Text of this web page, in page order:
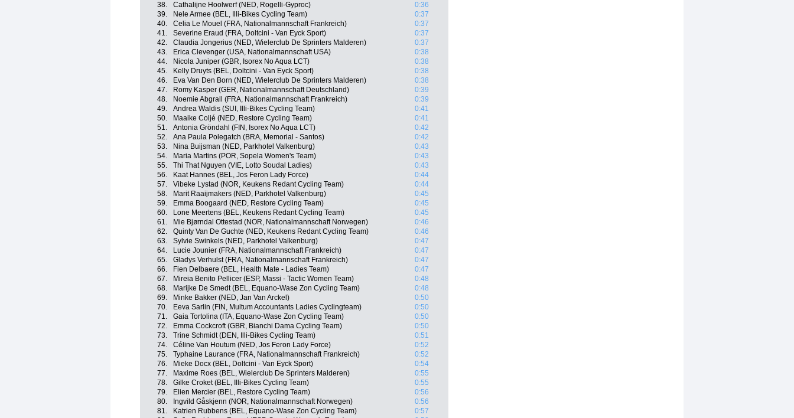
38.
Cathalijne Hoolwerf (NED, Rogelli-Gyproc)
0:36
39.
Nele Armee (BEL, Illi-Bikes Cycling Team)
0:37
40.
Celia Le Mouel (FRA, Nationalmannschaft Frankreich)
0:37
41.
Severine Eraud (FRA, Doltcini - Van Eyck Sport)
0:37
42.
Claudia Jongerius (NED, Wielerclub De Sprinters Malderen)
0:37
43.
Erica Clevenger (USA, Nationalmannschaft USA)
0:38
44.
Nicola Juniper (GBR, Isorex No Aqua LCT)
0:38
45.
Kelly Druyts (BEL, Doltcini - Van Eyck Sport)
0:38
46.
Eva Van Den Born (NED, Wielerclub De Sprinters Malderen)
0:38
47.
Romy Kasper (GER, Nationalmannschaft Deutschland)
0:39
48.
Noemie Abgrall (FRA, Nationalmannschaft Frankreich)
0:39
49.
Andrea Waldis (SUI, Illi-Bikes Cycling Team)
0:41
50.
Maaike Coljé (NED, Restore Cycling Team)
0:41
51.
Antonia Gröndahl (FIN, Isorex No Aqua LCT)
0:42
52.
Ana Paula Polegatch (BRA, Memorial - Santos)
0:42
53.
Nina Buijsman (NED, Parkhotel Valkenburg)
0:43
54.
Maria Martins (POR, Sopela Women's Team)
0:43
55.
Thi That Nguyen (VIE, Lotto Soudal Ladies)
0:43
56.
Kaat Hannes (BEL, Jos Feron Lady Force)
0:44
57.
Vibeke Lystad (NOR, Keukens Redant Cycling Team)
0:44
58.
Marit Raaijmakers (NED, Parkhotel Valkenburg)
0:45
59.
Emma Boogaard (NED, Restore Cycling Team)
0:45
60.
Lone Meertens (BEL, Keukens Redant Cycling Team)
0:45
61.
Mie Bjørndal Ottestad (NOR, Nationalmannschaft Norwegen)
0:46
62.
Quinty Van De Guchte (NED, Keukens Redant Cycling Team)
0:46
63.
Sylvie Swinkels (NED, Parkhotel Valkenburg)
0:47
64.
Lucie Jounier (FRA, Nationalmannschaft Frankreich)
0:47
65.
Gladys Verhulst (FRA, Nationalmannschaft Frankreich)
0:47
66.
Fien Delbaere (BEL, Health Mate - Ladies Team)
0:47
67.
Mireia Benito Pellicer (ESP, Massi - Tactic Women Team)
0:48
68.
Marijke De Smedt (BEL, Equano-Wase Zon Cycling Team)
0:48
69.
Minke Bakker (NED, Jan Van Arckel)
0:50
70.
Eeva Sarlin (FIN, Multum Accountants Ladies Cyclingteam)
0:50
71.
Gaia Tortolina (ITA, Equano-Wase Zon Cycling Team)
0:50
72.
Emma Cockcroft (GBR, Bianchi Dama Cycling Team)
0:50
73.
Trine Schmidt (DEN, Illi-Bikes Cycling Team)
0:51
74.
Céline Van Houtum (NED, Jos Feron Lady Force)
0:52
75.
Typhaine Laurance (FRA, Nationalmannschaft Frankreich)
0:52
76.
Mieke Docx (BEL, Doltcini - Van Eyck Sport)
0:54
77.
Maxime Roes (BEL, Wielerclub De Sprinters Malderen)
0:55
78.
Gilke Croket (BEL, Illi-Bikes Cycling Team)
0:55
79.
Elien Mercier (BEL, Restore Cycling Team)
0:56
80.
Ingvild Gåskjenn (NOR, Nationalmannschaft Norwegen)
0:56
81.
Katrien Rubbens (BEL, Equano-Wase Zon Cycling Team)
0:57